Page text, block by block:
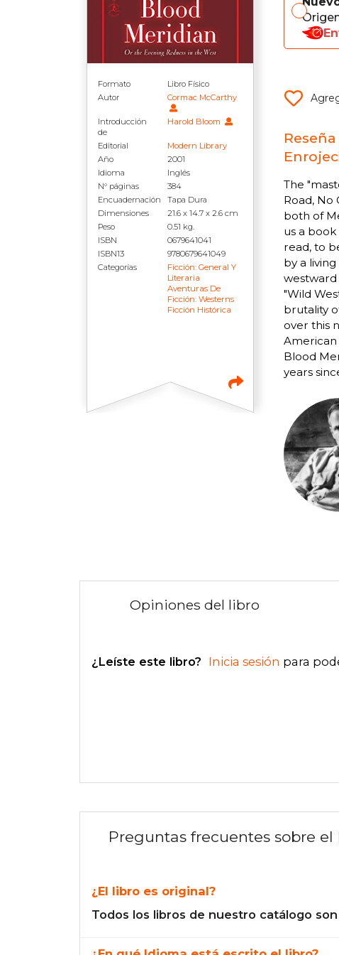
Formato
Libro Físico
Autor
Cormac McCarthy
Introducción
de
Harold Bloom
Editorial
Modern Library
Año
2001
Idioma
Inglés
N° páginas
384
Encuadernación
Tapa Dura
Dimensiones
21.6 x 14.7 x 2.6 cm
Peso
0.51 kg.
ISBN
0679641041
ISBN13
9780679641049
Categorías
Ficción: General Y
Literaria
Aventuras De
Ficción: Westerns
Ficción Histórica
The
Road, No
both of
us a
read, to
by a
"Wild
brutality
over this
American
Blood
years
Opiniones del libro
¿Leíste este libro? Inicia sesión para
Preguntas frecuentes sobre el
¿El libro es original?
Todos los libros de nuestro catálogo